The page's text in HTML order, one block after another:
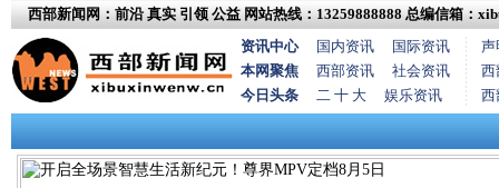
西部新闻网：前沿 真实 引领 公益 网站热线：13259888888 总编信箱：
资讯中心
国内资讯
国际资讯
本网聚焦
西部资讯
社会资讯
今日头条
二 十 大 娱乐资讯
声
西
西